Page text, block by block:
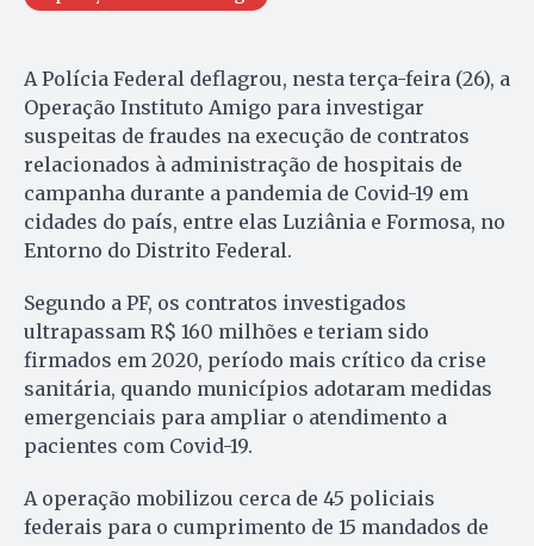
A Polícia Federal deflagrou, nesta terça-feira (26), a
Operação Instituto Amigo para investigar
suspeitas de fraudes na execução de contratos
relacionados à administração de hospitais de
campanha durante a pandemia de Covid-19 em
cidades do país, entre elas Luziânia e Formosa, no
Entorno do Distrito Federal.
Segundo a PF, os contratos investigados
ultrapassam R$ 160 milhões e teriam sido
firmados em 2020, período mais crítico da crise
sanitária, quando municípios adotaram medidas
emergenciais para ampliar o atendimento a
pacientes com Covid-19.
A operação mobilizou cerca de 45 policiais
federais para o cumprimento de 15 mandados de